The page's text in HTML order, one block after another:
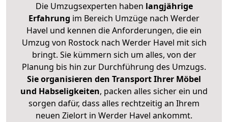
Die Umzugsexperten haben langjährige
Erfahrung im Bereich Umzüge nach Werder
Havel und kennen die Anforderungen, die ein
Umzug von Rostock nach Werder Havel mit sich
bringt. Sie kümmern sich um alles, von der
Planung bis hin zur Durchführung des Umzugs.
Sie organisieren den Transport Ihrer Möbel
und Habseligkeiten, packen alles sicher ein und
sorgen dafür, dass alles rechtzeitig an Ihrem
neuen Zielort in Werder Havel ankommt.